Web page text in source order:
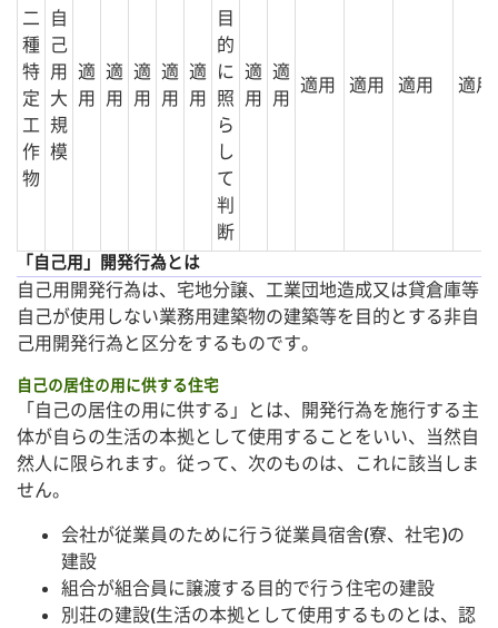
二
種
特
定
工
作
物
自
己
用
大
規
模
適
用
適
用
適
用
適
用
適
用
目
的
に
照
ら
し
て
判
断
適
用
適
用
適用 適用 適用 適用
「自己用」開発行為とは
自己用開発行為は、宅地分譲、工業団地造成又は貸倉庫等
自己が使用しない業務用建築物の建築等を目的とする非自
己用開発行為と区分をするものです。
自己の居住の用に供する住宅
「自己の居住の用に供する」とは、開発行為を施行する主
体が自らの生活の本拠として使用することをいい、当然自
然人に限られます。従って、次のものは、これに該当しま
せん。
会社が従業員のために行う従業員宿舎(寮、社宅)の
建設
組合が組合員に譲渡する目的で行う住宅の建設
別荘の建設(生活の本拠として使用するものとは、認